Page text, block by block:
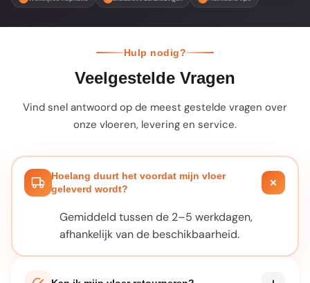
Hulp nodig?
Veelgestelde Vragen
Vind snel antwoord op de meest gestelde vragen over
onze vloeren, levering en service.
Hoelang duurt het voordat mijn vloer
geleverd wordt?
Gemiddeld tussen de 2–5 werkdagen,
afhankelijk van de beschikbaarheid.